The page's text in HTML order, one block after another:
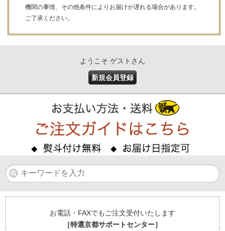
機関の事情、その他条件によりお届けが遅れる場合があります。
ご了承ください。
ようこそ ゲストさん
新規会員登録
お電話・FAXでもご注文受付いたします
［特選京都サポートセンター］